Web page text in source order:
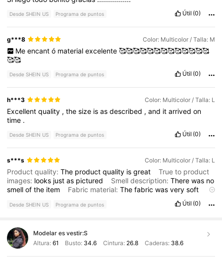
Desde SHEIN US Programa de puntos Útil (0)
g***8 Color: Multicolor / Talla: M
Me encant ó material excelente 🥰🥰🥰🥰🥰🥰🥰🥰🥰🥰🥰🥰🥰
🥰🥰
Desde SHEIN US Programa de puntos Útil (0)
h***3 Color: Multicolor / Talla: L
Excellentquality ,thesize isasdescribed ,and itarrivedon
time .
Desde SHEIN US Programa de puntos Útil (0)
s***s Color: Multicolor / Talla: L
Product quality:The productquality isgreat
True to product
images: looks justas pictured Smell description:Therewas no
smellofthe item Fabric material:Thefabricwasverysoft
Desde SHEIN US Programa de puntos Útil (0)
Modelar es vestir:S
Altura: 61 Busto: 34.6 Cintura: 26.8 Caderas: 38.6